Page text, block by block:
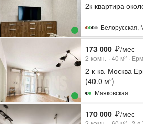
2к квартира
Белорусская,
173 000 /мес
2-комн. 40 м2
2-к кв. Москва
(40.0 м²)
Маяковская
170 000 /мес
2